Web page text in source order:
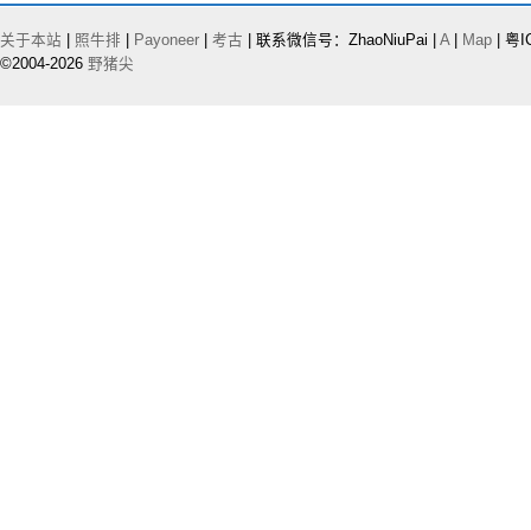
关于本站 照牛排 Payoneer 考古 | 联系微信号：ZhaoNiuPai | A| Map | 粤
©2004-2026 野猪尖